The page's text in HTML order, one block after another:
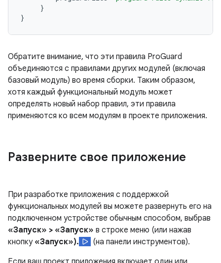
}
}
Обратите внимание, что эти правила ProGuard
объединяются с правилами других модулей (включая
базовый модуль) во время сборки. Таким образом,
хотя каждый функциональный модуль может
определять новый набор правил, эти правила
применяются ко всем модулям в проекте приложения.
Разверните свое приложение
При разработке приложения с поддержкой
функциональных модулей вы можете развернуть его на
подключенном устройстве обычным способом, выбрав
«Запуск» > «Запуск» в строке меню (или нажав
кнопку «Запуск»).
(на панели инструментов).